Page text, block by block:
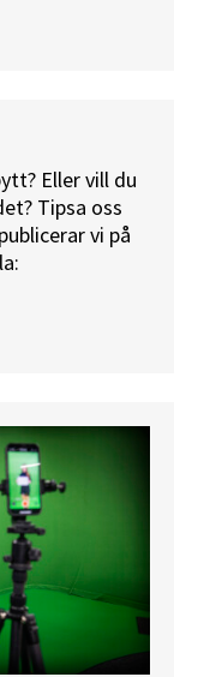
Eller vill du
Tipsa oss
vi på